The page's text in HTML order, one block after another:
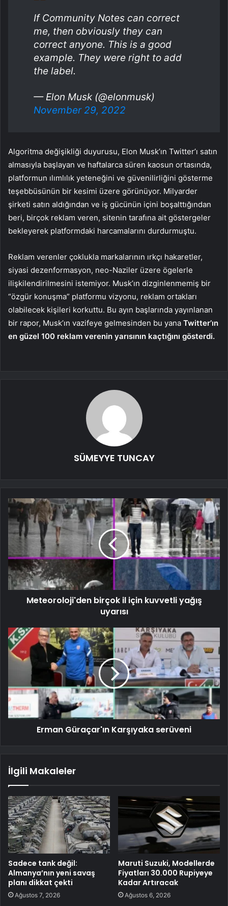
If Community Notes can correct
me, then obviously they can
correct anyone. This is a good
example. They were right to add
the label.
— Elon Musk (@elonmusk)
November 29, 2022
Algoritma değişikliği duyurusu, Elon Musk’ın Twitter’ı satın
almasıyla başlayan ve haftalarca süren kaosun ortasında,
platformun ılımlılık yeteneğini ve güvenilirliğini gösterme
teşebbüsünün bir kesimi üzere görünüyor. Milyarder
şirketi satın aldığından ve iş gücünün içini boşalttığından
beri, birçok reklam veren, sitenin tarafına ait göstergeler
bekleyerek platformdaki harcamalarını durdurmuştu.
Reklam verenler çoklukla markalarının ırkçı hakaretler,
siyasi dezenformasyon, neo-Naziler üzere ögelerle
ilişkilendirilmesini istemiyor. Musk’ın dizginlenmemiş bir
“özgür konuşma” platformu vizyonu, reklam ortakları
olabilecek kişileri korkuttu. Bu ayın başlarında yayınlanan
bir rapor, Musk’ın vazifeye gelmesinden bu yana Twitter’ın
en güzel 100 reklam verenin yarısının kaçtığını gösterdi.
SÜMEYYE TUNCAY
Meteoroloji'den birçok il için kuvvetli yağış
uyarısı
Erman Güraçar'ın Karşıyaka serüveni
İlgili Makaleler
Sadece tank değil:
Almanya’nın yeni savaş
planı dikkat çekti
Ağustos 7, 2026
Maruti Suzuki, Modellerde
Fiyatları 30.000 Rupiyeye
Kadar Artıracak
Ağustos 6, 2026